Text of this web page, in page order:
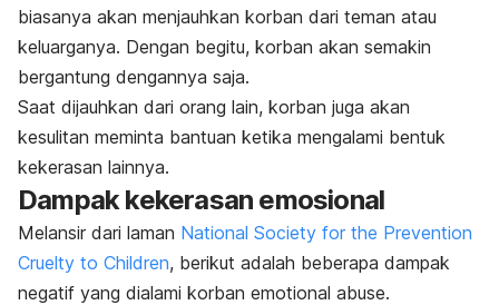
biasanya akan menjauhkan korban dari teman atau
keluarganya. Dengan begitu, korban akan semakin
bergantung dengannya saja.
Saat dijauhkan dari orang lain, korban juga akan
kesulitan meminta bantuan ketika mengalami bentuk
kekerasan lainnya.
Dampak kekerasan emosional
Melansir dari laman National Society for the Prevention
Cruelty to Children, berikut adalah beberapa dampak
negatif yang dialami korban emotional abuse.